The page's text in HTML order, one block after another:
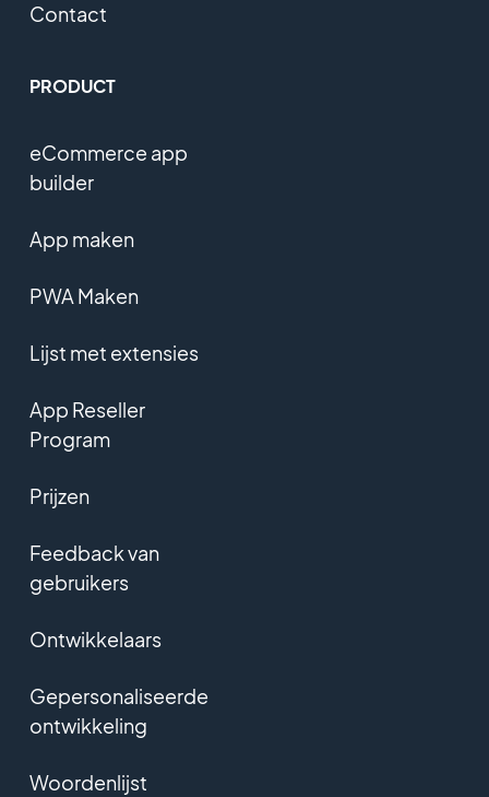
Contact
PRODUCT
eCommerce app
builder
App maken
PWA Maken
Lijst met extensies
App Reseller
Program
Prijzen
Feedback van
gebruikers
Ontwikkelaars
Gepersonaliseerde
ontwikkeling
Woordenlijst